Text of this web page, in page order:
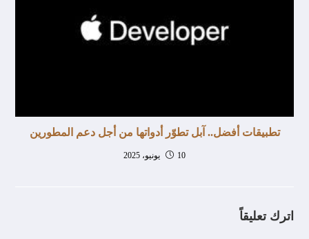
تطبيقات أفضل.. آبل تطوّر أدواتها من أجل دعم المطورين
10 يونيو، 2025
اترك تعليقاً